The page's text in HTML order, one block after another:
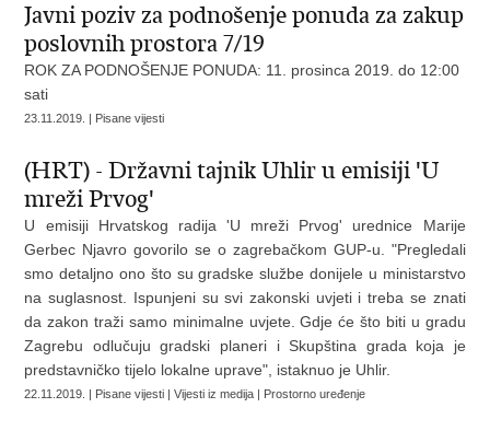
Javni poziv za podnošenje ponuda za zakup
poslovnih prostora 7/19
ROK ZA PODNOŠENJE PONUDA: 11. prosinca 2019. do 12:00
sati
23.11.2019. | Pisane vijesti
(HRT) - Državni tajnik Uhlir u emisiji 'U
mreži Prvog'
U emisiji Hrvatskog radija 'U mreži Prvog' urednice Marije
Gerbec Njavro govorilo se o zagrebačkom GUP-u. "Pregledali
smo detaljno ono što su gradske službe donijele u ministarstvo
na suglasnost. Ispunjeni su svi zakonski uvjeti i treba se znati
da zakon traži samo minimalne uvjete. Gdje će što biti u gradu
Zagrebu odlučuju gradski planeri i Skupština grada koja je
predstavničko tijelo lokalne uprave", istaknuo je Uhlir.
22.11.2019. | Pisane vijesti | Vijesti iz medija | Prostorno uređenje